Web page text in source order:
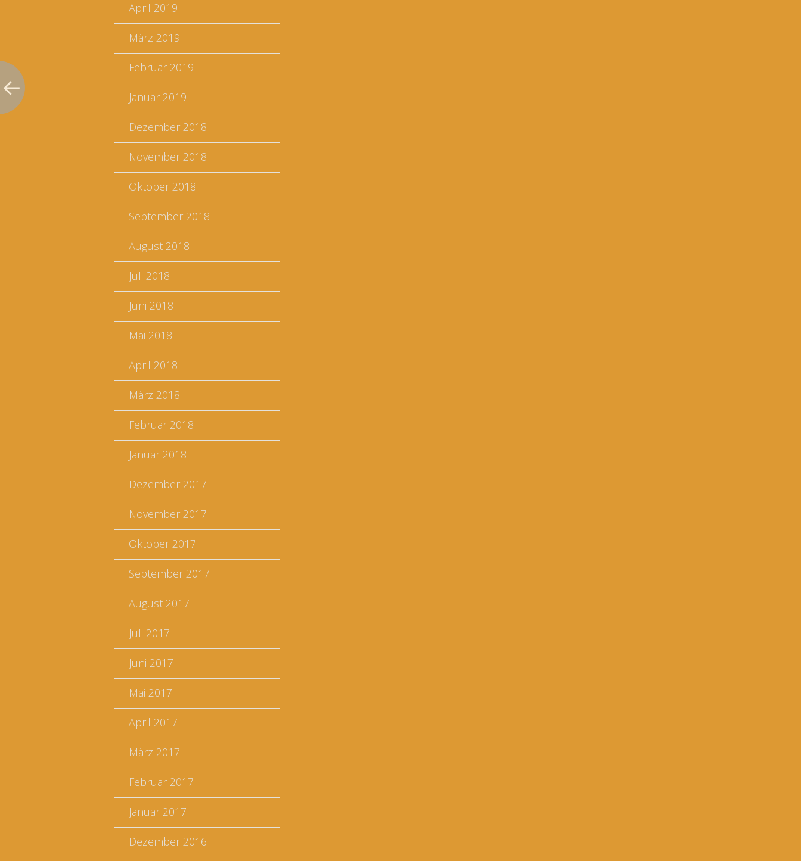
April 2019
März 2019
Februar 2019
Januar 2019
Dezember 2018
November 2018
Oktober 2018
September 2018
August 2018
Juli 2018
Juni 2018
Mai 2018
April 2018
März 2018
Februar 2018
Januar 2018
Dezember 2017
November 2017
Oktober 2017
September 2017
August 2017
Juli 2017
Juni 2017
Mai 2017
April 2017
März 2017
Februar 2017
Januar 2017
Dezember 2016